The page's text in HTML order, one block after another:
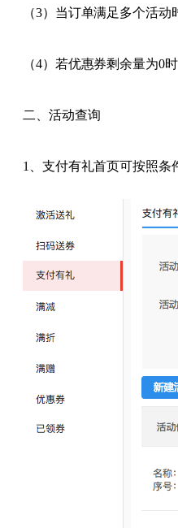
（3）当订单满足多个活
（4）若优惠券剩余量为0
二、活动查询
1、支付有礼首页可按照条